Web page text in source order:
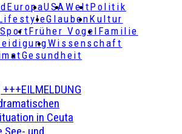
EuropaUSAWeltPolitik
GlaubenKultur
SportFrüher Vogel Familie
Wissenschaft
Gesundheit
+++EILMELDUNG
in Ceuta